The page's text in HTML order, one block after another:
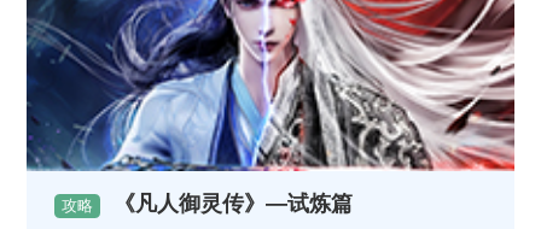
攻略 《凡人御灵传》—试炼篇